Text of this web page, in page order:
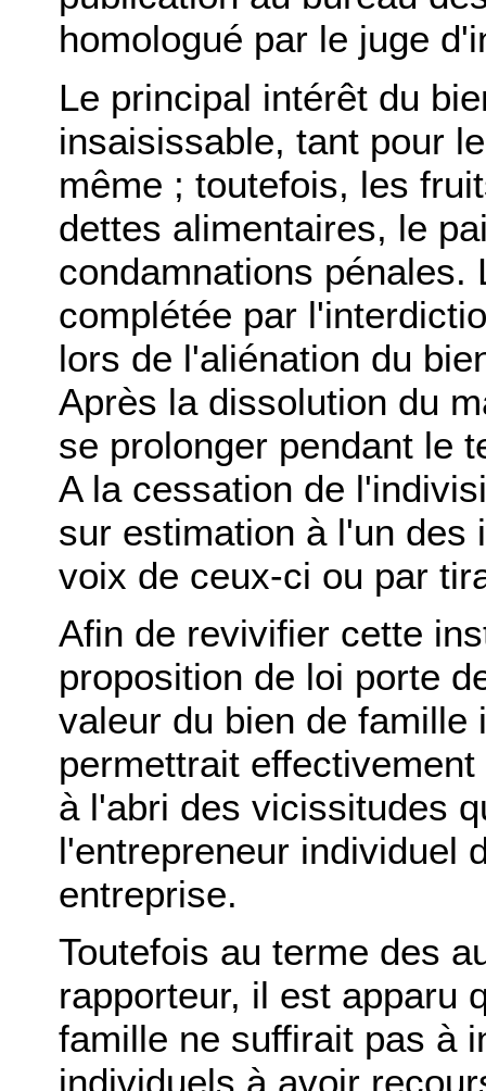
homologué par le juge
Le principal intérêt du
insaisissable, tant pour
même ; toutefois, les
dettes alimentaires, le
condamnations pénales.
complétée par
lors de l'aliénation du
Après la dissolution du
se prolonger pendant le
A la cessation de
sur estimation à l'un des
voix de ceux-ci ou par
Afin de revivifier cette
proposition de loi porte
valeur du bien de famille
permettrait
à l'abri des vicissitudes
l'entrepreneur individuel
entreprise.
Toutefois au terme des
rapporteur, il est apparu
famille ne suffirait pas à
individuels à avoir